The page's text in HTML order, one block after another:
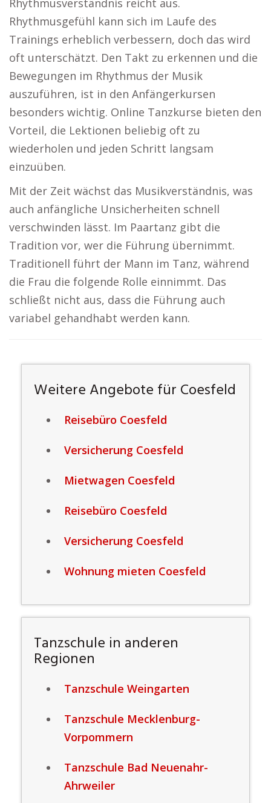
Rhythmusverständnis reicht aus.
Rhythmusgefühl kann sich im Laufe des
Trainings erheblich verbessern, doch das wird
oft unterschätzt. Den Takt zu erkennen und die
Bewegungen im Rhythmus der Musik
auszuführen, ist in den Anfängerkursen
besonders wichtig. Online Tanzkurse bieten den
Vorteil, die Lektionen beliebig oft zu
wiederholen und jeden Schritt langsam
einzuüben.
Mit der Zeit wächst das Musikverständnis, was
auch anfängliche Unsicherheiten schnell
verschwinden lässt. Im Paartanz gibt die
Tradition vor, wer die Führung übernimmt.
Traditionell führt der Mann im Tanz, während
die Frau die folgende Rolle einnimmt. Das
schließt nicht aus, dass die Führung auch
variabel gehandhabt werden kann.
Weitere Angebote für Coesfeld
Reisebüro Coesfeld
Versicherung Coesfeld
Mietwagen Coesfeld
Reisebüro Coesfeld
Versicherung Coesfeld
Wohnung mieten Coesfeld
Tanzschule in anderen
Regionen
Tanzschule Weingarten
Tanzschule Mecklenburg-
Vorpommern
Tanzschule Bad Neuenahr-
Ahrweiler